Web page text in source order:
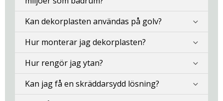
Kan dekorplasten användas på golv?
Hur monterar jag dekorplasten?
Hur rengör jag ytan?
Kan jag få en skräddarsydd lösning?